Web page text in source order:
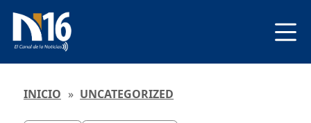
INICIO » UNCATEGORIZED